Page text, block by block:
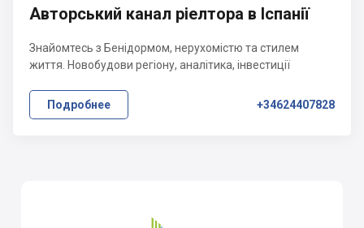
Авторський канал ріелтора в Іспанії
Знайомтесь з Бенідормом, нерухомістю та стилем
життя. Новобудови регіону, аналітика, інвестиції
Подробнее +34624407828